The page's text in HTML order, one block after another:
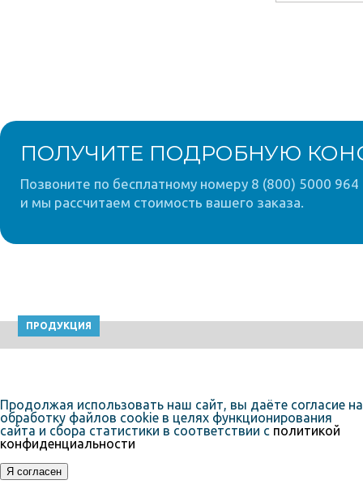
ПОЛУЧИТЕ ПОДРОБНУЮ
Позвоните по бесплатному номеру 8 (800) 5000 964
и мы рассчитаем стоимость вашего заказа.
ПРОДУКЦИЯ
Продолжая использовать наш сайт, вы даёте согласие на
обработку файлов cookie в целях функционирования
сайта и сбора статистики в соответствии с политикой
конфиденциальности
Я согласен